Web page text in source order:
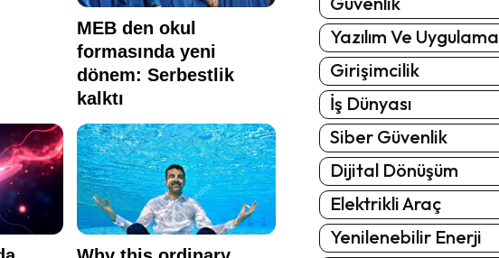
Yazılım Ve Uygulama
Girişimcilik
İş Dünyası
Siber Güvenlik
Dijital Dönüşüm
Elektrikli Araç
Yenilenebilir Enerji